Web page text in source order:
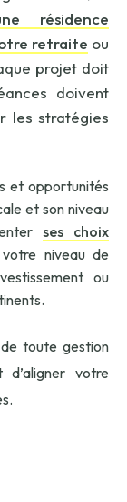
résidence
retraite ou
projet doit
doivent
les stratégies
et opportunités
et son niveau
ses choix
niveau de
ou
toute gestion
d’aligner votre